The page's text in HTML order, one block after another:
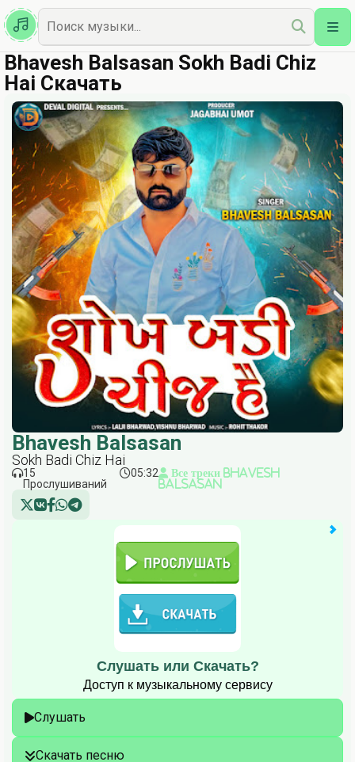
Казахская
Наш Топ
Bhavesh Balsasan Sokh Badi Chiz
Hai Скачать
Bhavesh Balsasan
Sokh Badi Chiz Hai
15
Прослушиваний
05:32
Все треки Bhavesh
Balsasan
Слушать или Скачать?
Доступ к музыкальному сервису
Слушать
Скачать песню